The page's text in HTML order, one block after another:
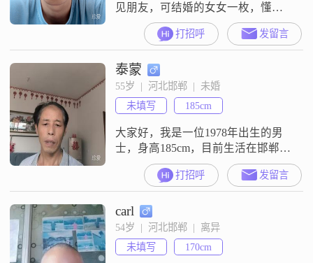
见朋友，可结婚的女女一枚，懂包
容不计较，谈一场以结婚为前提的
恋爱，有意小窗了解！未来有你有
我！（招商投资理财的麻烦靠边
走）
打招呼 发留言
泰蒙
55岁  |  河北邯郸  |  未婚
未填写
185cm
大家好，我是一位1978年出生的男
士，身高185cm，目前生活在邯郸
##3002##我的月收入在3001到5000
元之间，虽然学历是高中及以下，
但我一直保持着积极向上的生活态
度##3002##我认为一个人的价值不
仅仅体现在学历上，更重要的是我
们的品格和能力##3002##我是一个
责任感很强的人，无论是对家庭还
打招呼 发留言
carl
54岁  |  河北邯郸  |  离异
未填写
170cm